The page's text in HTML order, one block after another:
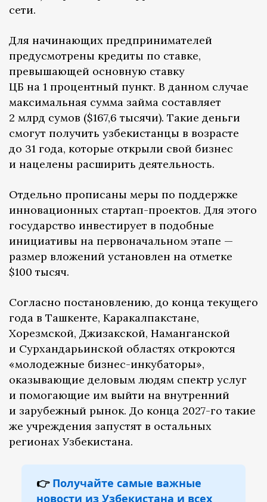
сети.
Для начинающих предпринимателей
предусмотрены кредиты по ставке,
превышающей основную ставку
ЦБ на 1 процентный пункт. В данном случае
максимальная сумма займа составляет
2 млрд сумов ($167,6 тысячи). Такие деньги
смогут получить узбекистанцы в возрасте
до 31 года, которые открыли свой бизнес
и нацелены расширить деятельность.
Отдельно прописаны меры по поддержке
инновационных стартап-проектов. Для этого
государство инвестирует в подобные
инициативы на первоначальном этапе —
размер вложений установлен на отметке
$100 тысяч.
Согласно постановлению, до конца текущего
года в Ташкенте, Каракалпакстане,
Хорезмской, Джизакской, Наманганской
и Сурхандарьинской областях откроются
«молодежные бизнес-инкубаторы»,
оказывающие деловым людям спектр услуг
и помогающие им выйти на внутренний
и зарубежный рынок. До конца 2027-го такие
же учреждения запустят в остальных
регионах Узбекистана.
👉 Получайте самые важные
новости из Узбекистана и всех